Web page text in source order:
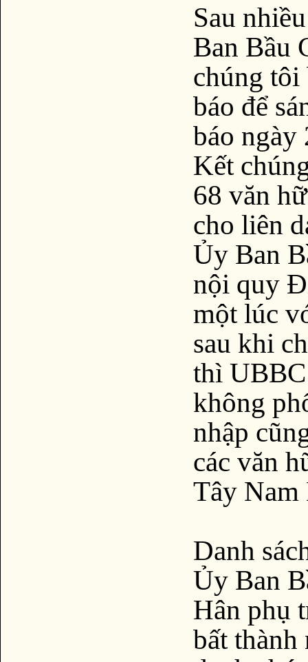
Sau
Ban Bầu
chúng tôi
báo để
báo
Kết
68 văn
cho liên
Ủy Ban
nội quy
một lúc
sau khi
thì
không
nhập
các văn
Tây
Danh
Ủy Ban
Hân phụ
bất